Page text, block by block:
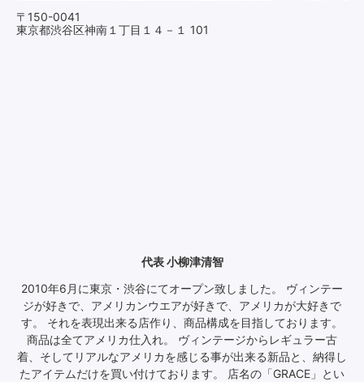
〒150-0041
東京都渋谷区神南１丁目１４－１ 101
代表 小柳津清智
2010年6月に東京・渋谷にてオープン致しました。 ヴィンテー
ジが好きで、アメリカンウエアが好きで、アメリカが大好きで
す。 それを表現出来る店作り、商品構成を目指しております。
商品は全てアメリカ仕入れ。 ヴィンテージからレギュラー古
着、そしてリアルなアメリカを感じる事が出来る新品と、納得し
たアイテムだけを買い付けております。 店名の「GRACE」とい